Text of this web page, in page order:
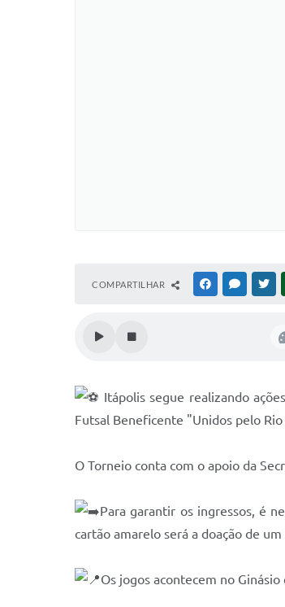
COMPARTILHAR FACEBOOK
Itápolis segue realizando
Futsal Beneficente "Unidos pelo
O Torneio conta com o apoio da
Para garantir os ingressos, é
cartão amarelo será a doação de
Os jogos acontecem no